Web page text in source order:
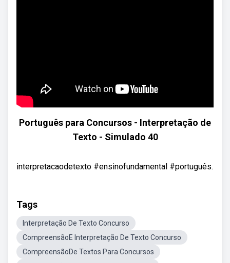
Português para Concursos - Interpretação de
Texto - Simulado 40
interpretacaodetexto #ensinofundamental #português.
Tags
Interpretação De Texto Concurso
CompreensãoE Interpretação De Texto Concurso
CompreensãoDe Textos Para Concursos